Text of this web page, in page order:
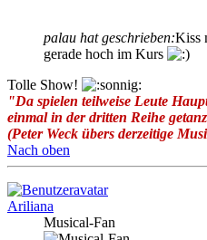
palau hat geschrieben:Kiss
gerade hoch im Kurs
Tolle Show!
"Da spielen teilweise Leute
einmal in der dritten Reihe
(Peter Weck übers derzeitige
Nach oben
Ariliana
Musical-Fan